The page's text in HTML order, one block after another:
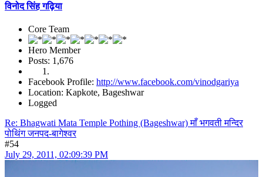
विनोद सिंह गढ़िया
Core Team
Hero Member
Posts: 1,676
Facebook Profile: http://www.facebook.com/vinodgariya
Location: Kapkote, Bageshwar
Logged
Re: Bhagwati Mata Temple Pothing (Bageshwar) माँ भगवती मन्दिर
पोथिंग जनपद-बागेश्वर
#54
July 29, 2011, 02:09:39 PM